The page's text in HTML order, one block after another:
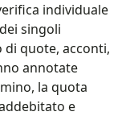
individuale
singoli
quote, acconti,
annotate
la quota
e